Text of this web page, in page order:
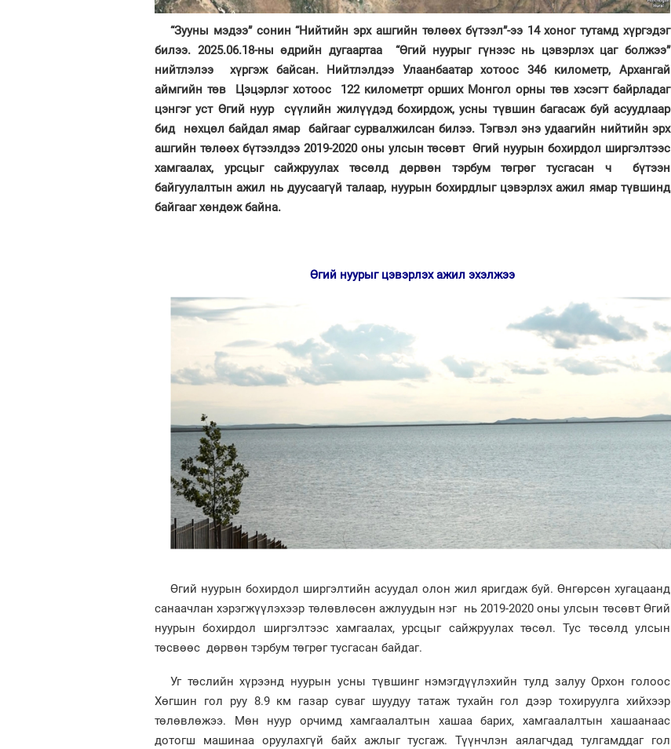
“Зууны мэдээ” сонин “Нийтийн эрх ашгийн төлөөх бүтээл”-ээ 14 хоног тутамд хүргэдэг
билээ. 2025.06.18-ны өдрийн дугаартаа “Өгий нуурыг гүнээс нь цэвэрлэх цаг болжээ”
нийтлэлээ хүргэж байсан. Нийтлэлдээ Улаанбаатар хотоос 346 километр, Архангай
аймгийн төв Цэцэрлэг хотоос 122 километрт орших Монгол орны төв хэсэгт байрладаг
цэнгэг уст Өгий нуур сүүлийн жилүүдэд бохирдож, усны түвшин багасаж буй асуудлаар
бид нөхцөл байдал ямар байгааг сурвалжилсан билээ. Тэгвэл энэ удаагийн нийтийн эрх
ашгийн төлөөх бүтээлдээ 2019-2020 оны улсын төсөвт Өгий нуурын бохирдол ширгэлтээс
хамгаалах, урсцыг сайжруулах төсөлд дөрвөн тэрбум төгрөг тусгасан ч бүтээн
байгуулалтын ажил нь дуусаагүй талаар, нуурын бохирдлыг цэвэрлэх ажил ямар түвшинд
байгааг хөндөж байна.
Өгий нуурыг цэвэрлэх ажил эхэлжээ
Өгий нуурын бохирдол ширгэлтийн асуудал олон жил яригдаж буй. Өнгөрсөн хугацаанд
санаачлан хэрэгжүүлэхээр төлөвлөсөн ажлуудын нэг нь 2019-2020 оны улсын төсөвт Өгий
нуурын бохирдол ширгэлтээс хамгаалах, урсцыг сайжруулах төсөл. Тус төсөлд улсын
төсвөөс дөрвөн тэрбум төгрөг тусгасан байдаг.
Уг төслийн хүрээнд нуурын усны түвшинг нэмэгдүүлэхийн тулд залуу Орхон голоос
Хөгшин гол руу 8.9 км газар суваг шуудуу татаж тухайн гол дээр тохируулга хийхээр
төлөвлөжээ. Мөн нуур орчимд хамгаалалтын хашаа барих, хамгаалалтын хашаанаас
дотогш машинаа оруулахгүй байх ажлыг тусгаж. Түүнчлэн аялагчдад тулгамддаг гол